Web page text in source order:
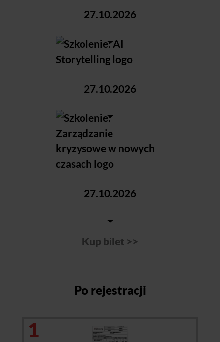
Po rejestracji
1